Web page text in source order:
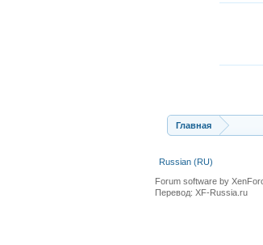
Главная
Russian (RU)
Forum software by
Перевод: XF-Russia.ru